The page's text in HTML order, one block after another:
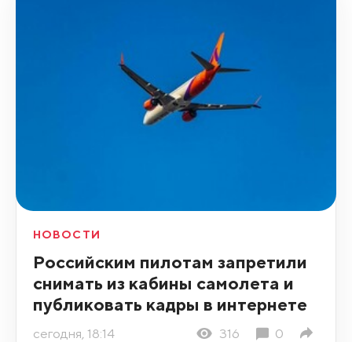
НОВОСТИ
Российским пилотам запретили
снимать из кабины самолета и
публиковать кадры в интернете
сегодня, 18:14 316 0